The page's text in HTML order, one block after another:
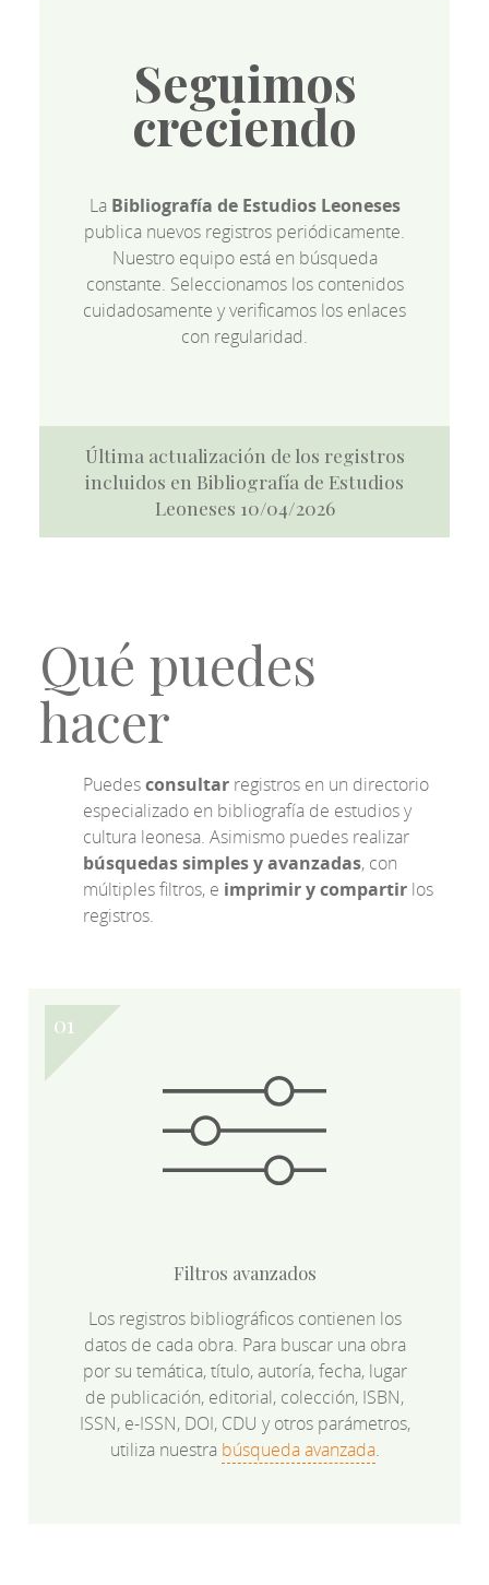
Seguimos
creciendo
La Bibliografía de Estudios Leoneses
publica nuevos registros periódicamente.
Nuestro equipo está en búsqueda
constante. Seleccionamos los contenidos
cuidadosamente y verificamos los enlaces
con regularidad.
Última actualización de los registros
incluidos en Bibliografía de Estudios
Leoneses 10/04/2026
Qué puedes
hacer
Puedesconsultar registros en un directorio
especializado en bibliografía de estudios y
cultura leonesa. Asimismo puedes realizar
búsquedas simples y avanzadas, con
múltiples filtros, e imprimir y compartir los
registros.
Filtros avanzados
Los registros bibliográficos contienen los
datos de cada obra. Para buscar una obra
por su temática, título, autoría, fecha, lugar
de publicación, editorial, colección, ISBN,
ISSN, e-ISSN, DOI, CDU y otros parámetros,
utiliza nuestra búsqueda avanzada.